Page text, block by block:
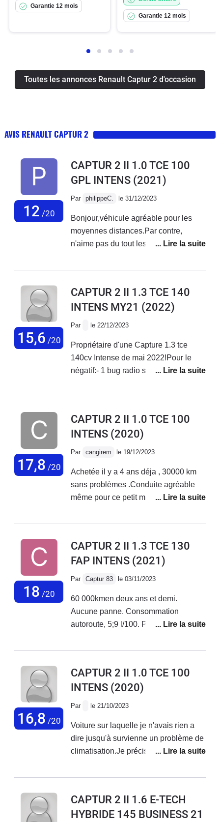
Garantie 12 mois
Garantie 12 mois
Toutes les annonces Renault Captur 2 d'occasion
AVIS RENAULT CAPTUR 2
12 /20
CAPTUR 2 II 1.0 TCE 100
GPL INTENS (2021)
Par philippeC. le 31/12/2023
Bonjour,véhicule agréable pour les
moyennes distances.Par contre,
n'aime pas du tout les dos
ville.11l en GPL et 10 l en
ECO en permanence (à sélectionner à
chaque démarrage).Sur route et
15,6 /20
CAPTUR 2 II 1.3 TCE 140
INTENS MY21 (2022)
Par le 22/12/2023
Propriétaire d'une Capture 1.3 tce
140cv Intense de mai 2022!Pour le
négatif:- 1 bug radio solutionné assez
seule)- voiture totalement inconfortable
d'origine par des 17"). Impossible de
passer les dos d'ânes à plus de 25
normales, faire 400 km sans
interuption est un exploit!!.J'en ai
discutté avec le concessionnaire ...
précedente était une Mazda CX3, au
puissance, tenue de route,
consommation!
17,8 /20
CAPTUR 2 II 1.0 TCE 100
INTENS (2020)
Par cangirem le 19/12/2023
Achetée il y a 4 ans déja , 30000 km
sans problèmes .Conduite agréable
même pour ce petit moteur.
18 /20
CAPTUR 2 II 1.3 TCE 130
FAP INTENS (2021)
Par Captur 83 le 03/11/2023
60 000kmen deux ans et demi.
Aucune panne. Consommation
autoroute, 5;9 l/100. Pneus d'origine
encore 5000km.Le problème est le
16,8 /20
CAPTUR 2 II 1.0 TCE 100
INTENS (2020)
Par le 21/10/2023
Voiture sur laquelle je n'avais rien a
dire jusqu'à survienne un problème de
climatisation.Je précise le véhicule a
KM
CAPTUR 2 II 1.6 E-TECH
HYBRIDE 145 BUSINESS 21